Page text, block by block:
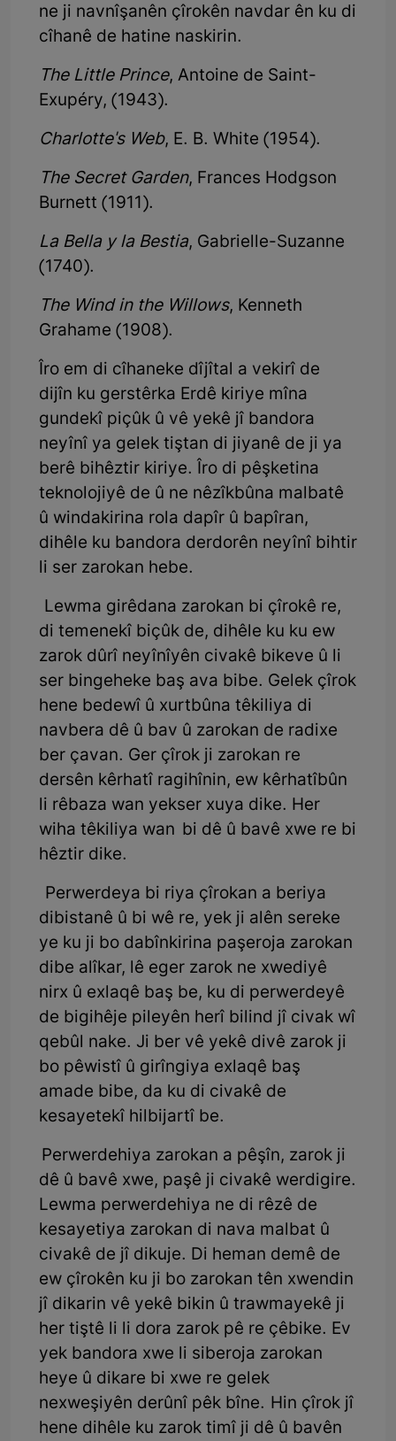
ne ji navnîşanên çîrokên navdar ên ku di
cîhanê de hatine naskirin.
The Little Prince, Antoine de Saint-
Exupéry, (1943).
Charlotte's Web, E. B. White (1954).
The Secret Garden, Frances Hodgson
Burnett (1911).
La Bella y la Bestia, Gabrielle-Suzanne
(1740).
The Wind in the Willows, Kenneth
Grahame (1908).
Îro em di cîhaneke dîjîtal a vekirî de
dijîn ku gerstêrka Erdê kiriye mîna
gundekî piçûk û vê yekê jî bandora
neyînî ya gelek tiştan di jiyanê de ji ya
berê bihêztir kiriye. Îro di pêşketina
teknolojiyê de û ne nêzîkbûna malbatê
û windakirina rola dapîr û bapîran,
dihêle ku bandora derdorên neyînî bihtir
li ser zarokan hebe.
Lewma girêdana zarokan bi çîrokê re,
di temenekî biçûk de, dihêle ku ku ew
zarok dûrî neyînîyên civakê bikeve û li
ser bingeheke baş ava bibe. Gelek çîrok
hene bedewî û xurtbûna têkiliya di
navbera dê û bav û zarokan de radixe
ber çavan. Ger çîrok ji zarokan re
dersên kêrhatî ragihînin, ew kêrhatîbûn
li rêbaza wan yekser xuya dike. Her
wiha têkiliya wan bi dê û bavê xwe re bi
hêztir dike.
Perwerdeya bi riya çîrokan a beriya
dibistanê û bi wê re, yek ji alên sereke
ye ku ji bo dabînkirina paşeroja zarokan
dibe alîkar, lê eger zarok ne xwediyê
nirx û exlaqê baş be, ku di perwerdeyê
de bigihêje pileyên herî bilind jî civak wî
qebûl nake. Ji ber vê yekê divê zarok ji
bo pêwistî û girîngiya exlaqê baş
amade bibe, da ku di civakê de
kesayetekî hilbijartî be.
Perwerdehiya zarokan a pêşîn, zarok ji
dê û bavê xwe, paşê ji civakê werdigire.
Lewma perwerdehiya ne di rêzê de
kesayetiya zarokan di nava malbat û
civakê de jî dikuje. Di heman demê de
ew çîrokên ku ji bo zarokan tên xwendin
jî dikarin vê yekê bikin û trawmayekê ji
her tiştê li li dora zarok pê re çêbike. Ev
yek bandora xwe li siberoja zarokan
heye û dikare bi xwe re gelek
nexweşiyên derûnî pêk bîne. Hin çîrok jî
hene dihêle ku zarok timî ji dê û bavên